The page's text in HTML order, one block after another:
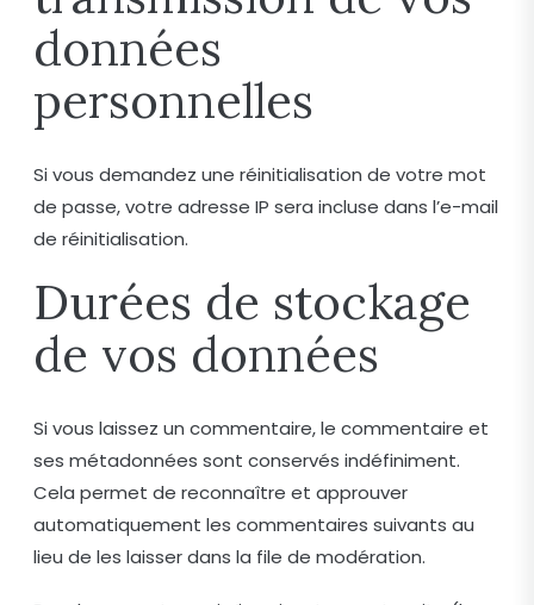
données
personnelles
Si vous demandez une réinitialisation de votre mot
de passe, votre adresse IP sera incluse dans l’e-mail
de réinitialisation.
Durées de stockage
de vos données
Si vous laissez un commentaire, le commentaire et
ses métadonnées sont conservés indéfiniment.
Cela permet de reconnaître et approuver
automatiquement les commentaires suivants au
lieu de les laisser dans la file de modération.